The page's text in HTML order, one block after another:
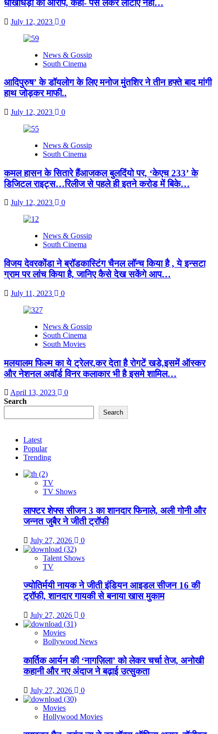
धोखाधड़ी का आरोप, कहा- पैसे लेकर लौटाए नहीं…
July 12, 2023 0
News & Gossip
South Cinema
आदिपुरुष’ के डॉयलोग के लिए मनोज मुंतशिर ने तीन हफ्ते बाद मांगी
हाथ जोड़कर माफी..
July 12, 2023 0
News & Gossip
South Cinema
कमल हासन के सितारे हैंआजकल बुलदिंयो पर, ‘केएच 233’ के
डिजिटल राइट्स…रिलीज से पहले ही इतने करोड में बिके…
July 12, 2023 0
News & Gossip
South Cinema
विजय देवरकोंडा ने ब्रॉडकास्टिंग चैनल लॉन्च किया है , ये इन्सटा
ग्राम पर लांच किया है, जानिए कैसे देख सकेंगे आप…
July 11, 2023 0
News & Gossip
South Cinema
South Movies
मलयालम फिल्म का ये ट्रेलर,कर देता है रोगटें खडे,इसमें ऑस्कर
और नेशनल अवॉर्ड विनर कलाकार भी है इसमे शामिल…
April 13, 2023
0
Search
Search
Latest
Popular
Trending
TV
TV Shows
लाफ्टर शेफ्स सीजन 3 का शानदार फिनाले, अली गोनी और
जन्नत जुबैर ने जीती ट्रॉफी
July 27, 2026 0
Talent Shows
TV
ज्योतिर्मयी नायक ने जीती इंडियन आइडल सीजन 16 की
ट्रॉफी, शानदार गायकी से बनाया खास मुकाम
July 27, 2026 0
Movies
Bollywood News
कार्तिक आर्यन की ‘नागज़िला’ को लेकर चर्चा तेज, अनोखी
कहानी और नए अंदाज ने बढ़ाई उत्सुकता
July 27, 2026 0
Movies
Hollywood Movies